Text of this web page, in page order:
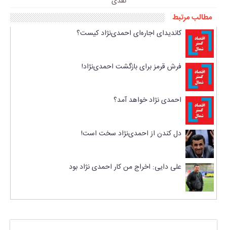
مطالب مرتبط
کاندیدای اجاره‌ای احمدی‌نژاد کیست؟
فرش قرمز برای بازگشت احمدی‌نژاد!
احمدی نژاد خواهد آمد؟
دل کندن از احمدی‌نژاد سخت است!
علی دایی: اخراج من کار احمدی نژاد بود